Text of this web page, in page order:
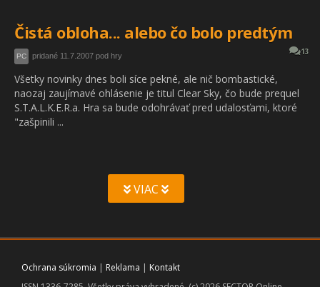
Čistá obloha... alebo čo bolo predtým
13
PC pridané 11.7.2007 pod hry
Všetky novinky dnes boli síce pekné, ale nič bombastické,
naozaj zaujímavé ohlásenie je titul Clear Sky, čo bude prequel
S.T.A.L.K.E.R.a. Hra sa bude odohrávať pred udalosťami, ktoré
"zašpinili ...
VIAC
Ochrana súkromia | Reklama | Kontakt